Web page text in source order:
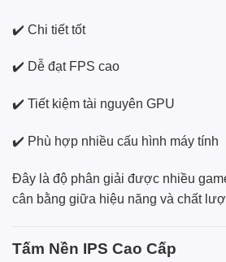
✔️ Chi tiết tốt
✔️ Dễ đạt FPS cao
✔️ Tiết kiệm tài nguyên GPU
✔️ Phù hợp nhiều cấu hình máy tính
Đây là độ phân giải được nhiều
cân bằng giữa hiệu năng và chất
Tấm Nền IPS Cao Cấp